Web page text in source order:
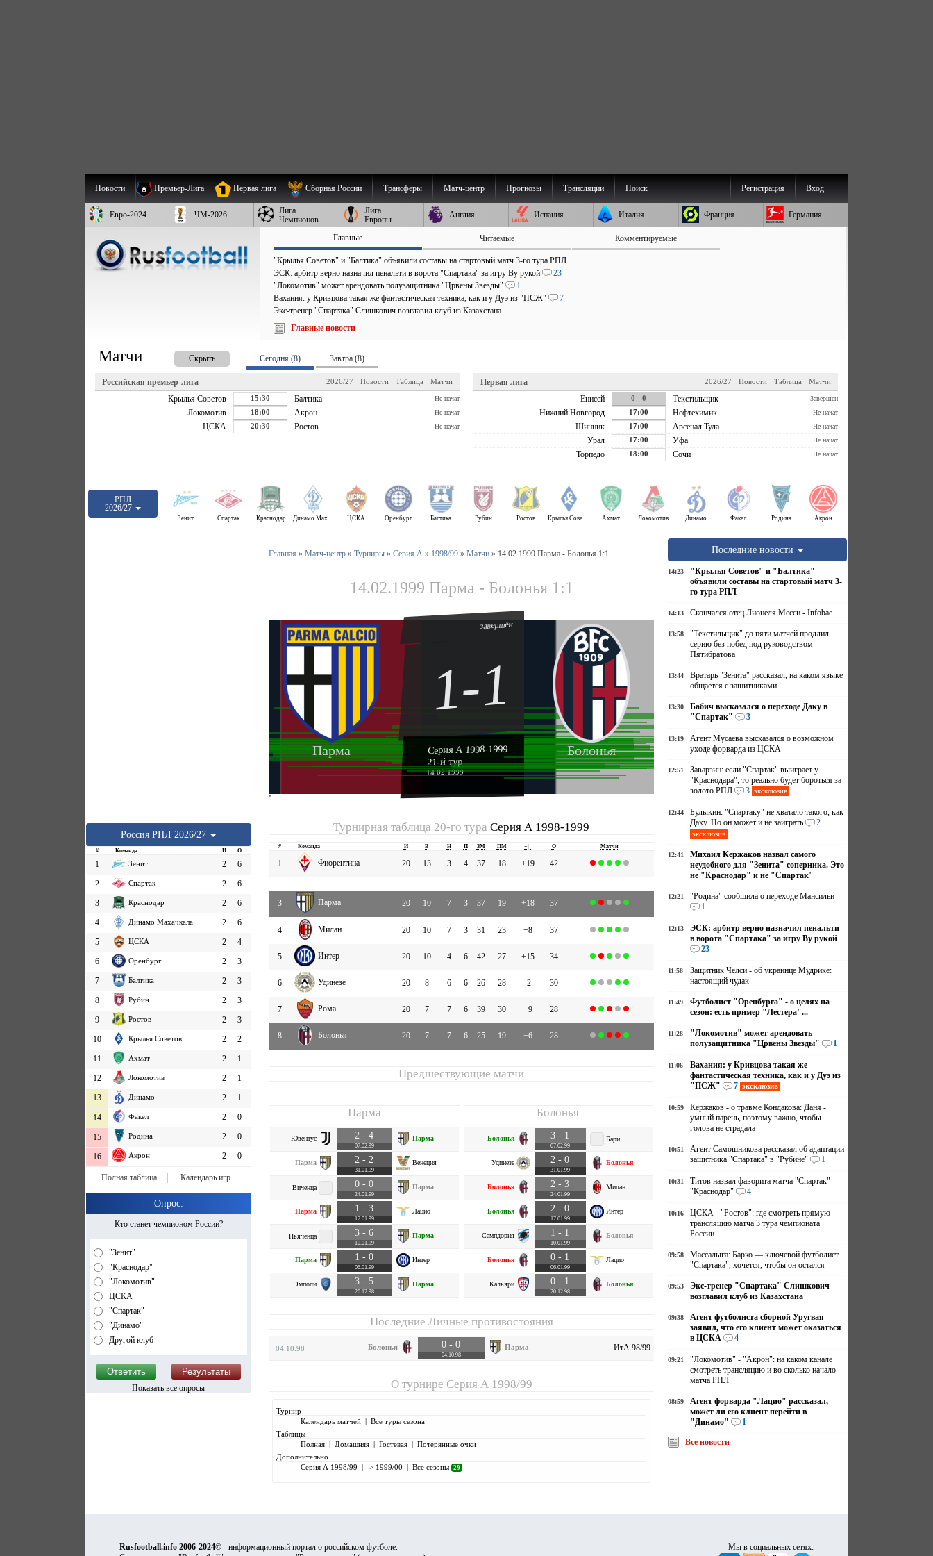
Новости Премьер-Лига Первая лига Сборная России Трансферы Матч-центр Прогнозы Трансляции Поиск Вход
Регистрация
Евро-2024 ЧМ-2026
Лига
Чемпионов
Лига
Европы
Англия Испания Италия Франция Германия
Главные Читаемые Комментируемые
"Крылья Советов" и "Балтика" объявили составы на стартовый матч 3-го тура РПЛ
ЭСК: арбитр верно назначил пенальти в ворота "Спартака" за игру Ву рукой
23
"Локомотив" может арендовать полузащитника "Црвены Звезды"
1
Вахания: у Кривцова такая же фантастическая техника, как и у Дуэ из "ПСЖ"
7
Экс-тренер "Спартака" Слишкович возглавил клуб из Казахстана
Главные новости
Матчи Скрыть Сегодня (8) Завтра (8)
Российская премьер-лига Матчи
Таблица
Новости
2026/27
Крылья Советов 15:30 Балтика Не начат
Локомотив 18:00 Акрон Не начат
ЦСКА 20:30 Ростов Не начат
Первая лига Матчи
Таблица
Новости
2026/27
Енисей 0 - 0 Текстильщик Завершен
Нижний Новгород 17:00 Нефтехимик Не начат
Шинник 17:00 Арсенал Тула Не начат
Урал 17:00 Уфа Не начат
Торпедо 18:00 Сочи Не начат
РПЛ
2026/27
Зенит Спартак Краснодар Динамо Махачкала ЦСКА Оренбург Балтика Рубин Ростов Крылья Советов Ахмат Локомотив Динамо Факел Родина Акрон
Россия РПЛ 2026/27
# Команда И О
1 Зенит 2
6
2
Спартак 2
6
3
Краснодар 2
6
4
Динамо Махачкала 2
6
5
ЦСКА 2
4
6
Оренбург 2
3
7
Балтика 2
3
8
Рубин 2
3
9
Ростов 2
3
10
Крылья Советов 2
2
11
Ахмат 2
1
12
Локомотив 2
1
13
Динамо 2 1
14 Факел 2 0
15 Родина 2 0
16 Акрон 2 0
Полная таблица Календарь игр
Опрос:
Кто станет чемпионом России?
"Зенит"
"Краснодар"
"Локомотив"
ЦСКА
"Спартак"
"Динамо"
Другой клуб
Показать все опросы
Главная » Матч-центр» Турниры» Серия А» 1998/99» Матчи» 14.02.1999 Парма - Болонья 1:1
14.02.1999 Парма - Болонья 1:1
Парма Болонья
завершён
1-1
Серия А 1998-1999
21-й тур
14.02.1999
''
Турнирная таблица 20-го тураСерия А 1998-1999
# Команда И В Н П ЗМ ПМ +|- О Матчи
1 Фиорентина 20 13 3 4 37 18 +19 42
...
3
Парма 20 10 7 3 37 19 +18 37
4 Милан 20 10 7 3 31 23 +8 37
5 Интер 20 10 4 6 42 27 +15 34
6 Удинезе 20 8 6 6 26 28 -2 30
7 Рома 20 7 7 6 39 30 +9 28
8 Болонья 20 7 7 6 25 19 +6 28
Предшествующие матчи
Парма
Ювентус 2 - 4
07.02.99
Парма
Парма 2 - 2
31.01.99
Венеция
Виченца 0 - 0
24.01.99
Парма
Парма 1 - 3
17.01.99
Лацио
Пьяченца 3 - 6
10.01.99
Парма
Парма 1 - 0
06.01.99
Интер
Эмполи 3 - 5
20.12.98
Парма
Болонья
Болонья 3 - 1
07.02.99
Бари
Удинезе 2 - 0
31.01.99
Болонья
Болонья 2 - 3
24.01.99
Милан
Болонья 2 - 0
17.01.99
Интер
Сампдория 1 - 1
10.01.99
Болонья
Болонья 0 - 1
06.01.99
Лацио
Кальяри 0 - 1
20.12.98
Болонья
Последние Личные противостояния
04.10.98 Болонья 0 - 0
04.10.98
Парма ИтА 98/99
О турнире Серия А 1998/99
Турнир
Календарь матчей| Все туры сезона
Таблицы
Полная| Домашняя| Гостевая| Потерянные очки
Дополнительно
Серия А 1998/99 | > 1999/00 | Все сезоны 29
Последние новости
14:23
"Крылья Советов" и "Балтика"
объявили составы на стартовый матч 3-
го тура РПЛ
14:13 Скончался отец Лионеля Месси - Infobae
13:58
"Текстильщик" до пяти матчей продлил
серию без побед под руководством
Пятибратова
13:44
Вратарь "Зенита" рассказал, на каком языке
общается с защитниками
13:30
Бабич высказался о переходе Даку в
"Спартак"
3
13:19
Агент Мусаева высказался о возможном
уходе форварда из ЦСКА
12:51
Заварзин: если "Спартак" выиграет у
"Краснодара", то реально будет бороться за
золото РПЛ
3 эксклюзив
12:44
Булыкин: "Спартаку" не хватало такого, как
Даку. Но он может и не заиграть
2
эксклюзив
12:41
Михаил Кержаков назвал самого
неудобного для "Зенита" соперника. Это
не "Краснодар" и не "Спартак"
12:21
"Родина" сообщила о переходе Мансильи
1
12:13
ЭСК: арбитр верно назначил пенальти
в ворота "Спартака" за игру Ву рукой
23
11:58
Защитник Челси - об украинце Мудрике:
настоящий чудак
11:49
Футболист "Оренбурга" - о целях на
сезон: есть пример "Лестера"...
11:28
"Локомотив" может арендовать
полузащитника "Црвены Звезды"
1
11:06
Вахания: у Кривцова такая же
фантастическая техника, как и у Дуэ из
"ПСЖ"
7 эксклюзив
10:59
Кержаков - о травме Кондакова: Даня -
умный парень, поэтому важно, чтобы
голова не страдала
10:51
Агент Самошникова рассказал об адаптации
защитника "Спартака" в "Рубине"
1
10:31
Титов назвал фаворита матча "Спартак" -
"Краснодар"
4
10:16
ЦСКА - "Ростов": где смотреть прямую
трансляцию матча 3 тура чемпионата
России
09:58
Массалыга: Барко — ключевой футболист
"Спартака", хочется, чтобы он остался
09:53
Экс-тренер "Спартака" Слишкович
возглавил клуб из Казахстана
09:38
Агент футболиста сборной Уругвая
заявил, что его клиент может оказаться
в ЦСКА
4
09:21
"Локомотив" - "Акрон": на каком канале
смотреть трансляцию и во сколько начало
матча РПЛ
08:59
Агент форварда "Лацио" рассказал,
может ли его клиент перейти в
"Динамо"
1
Все новости
Rusfootball.info 2006-2024© - информационный портал о российском футболе.
Мы в социальных сетях: